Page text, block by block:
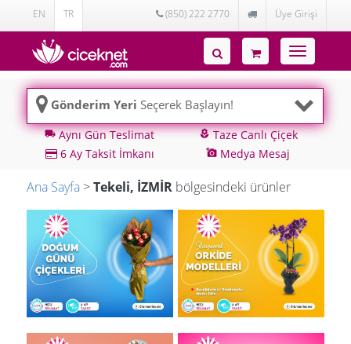
EN TR (850) 222 2770 Üye Girişi
Toggle
navigation
Gönderim Yeri Seçerek Başlayın!
local_shippingAynı Gün Teslimat local_floristTaze Canlı Çiçek
6 Ay Taksit İmkanı
add_a_photo Medya Mesaj
Ana Sayfa >Tekeli, İZMİR bölgesindeki ürünler